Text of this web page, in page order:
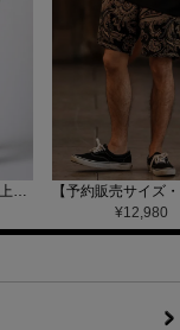
【wjk】【予約販売1月上旬～中旬入荷】function knit easy slacks(jacquard check) ニットイージーパンツ(504 mw08j)
¥12,980